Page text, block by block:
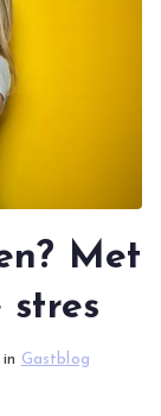
Met
stres
Gastblog